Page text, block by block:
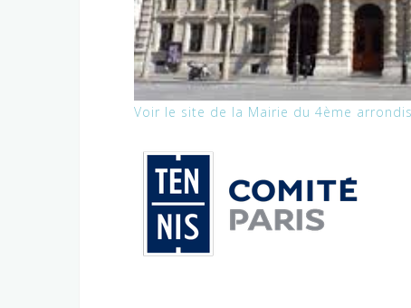
Voir le site de la Mairie du 4ème